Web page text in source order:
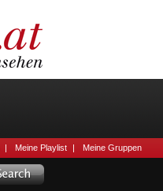
| Meine Playlist | Meine Gruppen